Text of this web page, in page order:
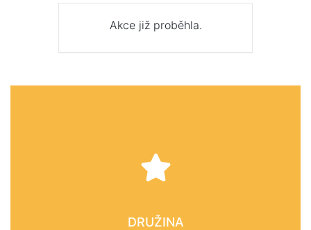
Akce již proběhla.
DRUŽINA